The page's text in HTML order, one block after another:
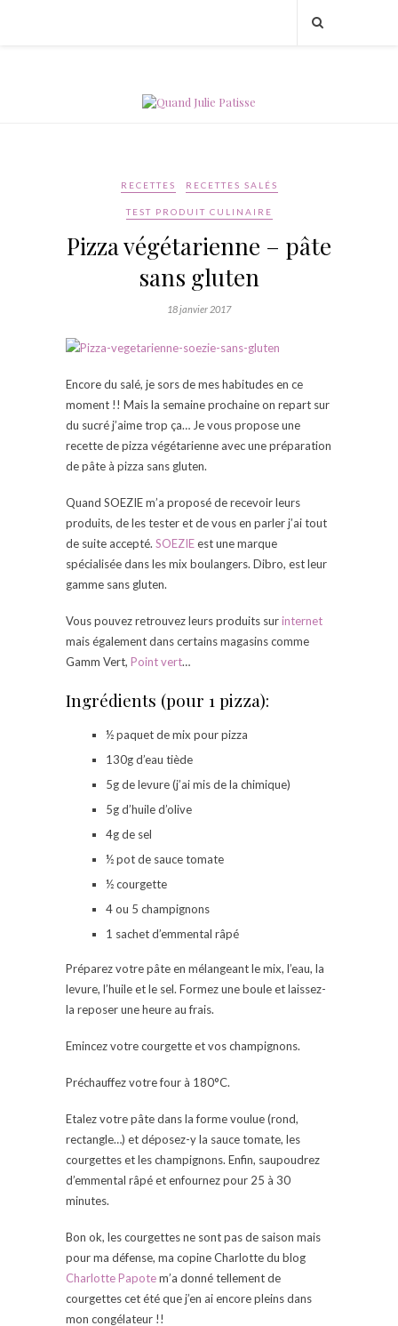
RECETTES RECETTES SALÉS
TEST PRODUIT CULINAIRE
Pizza végétarienne – pâte
sans gluten
18 janvier 2017
Encore du salé, je sors de mes habitudes en ce
moment !! Mais la semaine prochaine on repart sur
du sucré j’aime trop ça… Je vous propose une
recette de pizza végétarienne avec une préparation
de pâte à pizza sans gluten.
Quand SOEZIE m’a proposé de recevoir leurs
produits, de les tester et de vous en parler j’ai tout
de suite accepté. SOEZIEest une marque
spécialisée dans les mix boulangers. Dibro, est leur
gamme sans gluten.
Vous pouvez retrouvez leurs produits surinternet
mais également dans certains magasins comme
Gamm Vert, Point vert…
Ingrédients (pour 1 pizza):
½ paquet de mix pour pizza
130g d’eau tiède
5g de levure (j’ai mis de la chimique)
5g d’huile d’olive
4g de sel
½ pot de sauce tomate
½ courgette
4 ou 5 champignons
1 sachet d’emmental râpé
Préparez votre pâte en mélangeant le mix, l’eau, la
levure, l’huile et le sel. Formez une boule et laissez-
la reposer une heure au frais.
Emincez votre courgette et vos champignons.
Préchauffez votre four à 180°C.
Etalez votre pâte dans la forme voulue (rond,
rectangle…) et déposez-y la sauce tomate, les
courgettes et les champignons. Enfin, saupoudrez
d’emmental râpé et enfournez pour 25 à 30
minutes.
Bon ok, les courgettes ne sont pas de saison mais
pour ma défense, ma copine Charlotte du blog
Charlotte Papotem’a donné tellement de
courgettes cet été que j’en ai encore pleins dans
mon congélateur !!